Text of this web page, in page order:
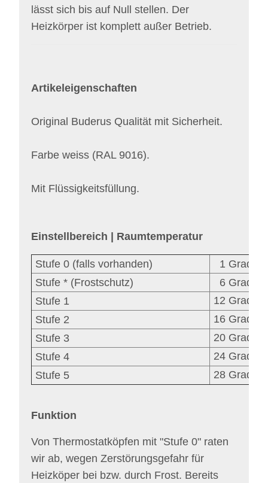
lässt sich bis auf Null stellen. Der
Heizkörper ist komplett außer Betrieb.
Artikeleigenschaften
Original Buderus Qualität mit Sicherheit.
Farbe weiss (RAL 9016).
Mit Flüssigkeitsfüllung.
Einstellbereich | Raumtemperatur
Stufe 0 (falls vorhanden)
1 Grad
Stufe * (Frostschutz)
6 Grad
Stufe 1
12 Grad
Stufe 2
16 Grad
Stufe 3
20 Grad
Stufe 4
24 Grad
Stufe 5
28 Grad
Funktion
Von Thermostatköpfen mit "Stufe 0" raten
wir ab, wegen Zerstörungsgefahr für
Heizköper bei bzw. durch Frost. Bereits